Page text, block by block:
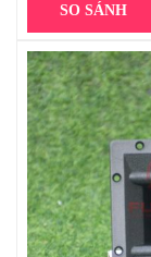
SO SÁNH